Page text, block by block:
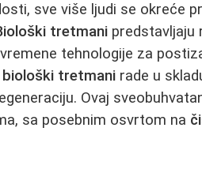
sve više ljudi se okreće
tretmani predstavljaju
tehnologije za
biološki tretmani rade u
Ovaj
sa posebnim osvrtom na